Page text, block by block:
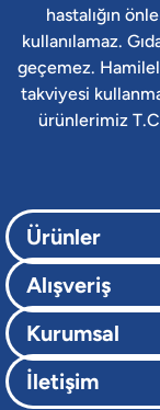
hastalığın
kullanılamaz.
geçemez.
takviyesi
ürünlerimiz
Ürünler
Alışveriş
Kurumsal
İletişim